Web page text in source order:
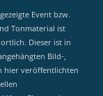
Event bzw.
Tonmaterial ist
Dieser ist in
Bild-,
hier veröffentlichten